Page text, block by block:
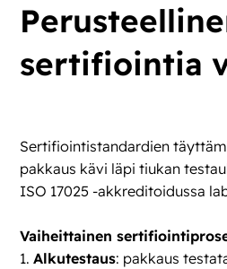
sertifiointia
Sertifiointistandardien
pakkaus kävi läpi tiukan
ISO 17025 -akkreditoidussa
Vaiheittainen
1.Alkutestaus: pakkaus